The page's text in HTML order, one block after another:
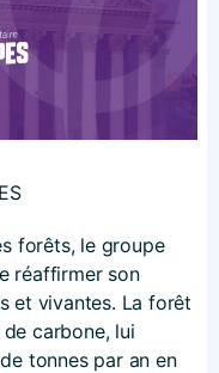
forêts, le groupe
réaffirmer son
et vivantes. La forêt
carbone, lui
tonnes par an en